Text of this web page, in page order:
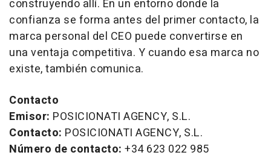
construyendo allí. En un entorno donde la
confianza se forma antes del primer contacto, la
marca personal del CEO puede convertirse en
una ventaja competitiva. Y cuando esa marca no
existe, también comunica.
Contacto
Emisor: POSICIONATI AGENCY, S.L.
Contacto: POSICIONATI AGENCY, S.L.
Número de contacto: +34 623 022 985